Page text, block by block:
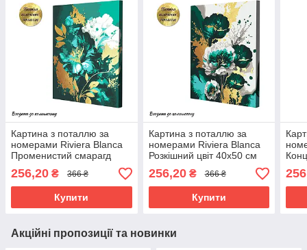
Картина з поталлю за
номерами Riviera Blanca
Променистий смарагд
256,20 ₴ 366 ₴
Купити
Картина з поталлю за
номерами Riviera Blanca
Розкішний цвіт 40x50 см
256,20₴ 366 ₴
Купити
Акційні пропозиції та новинки